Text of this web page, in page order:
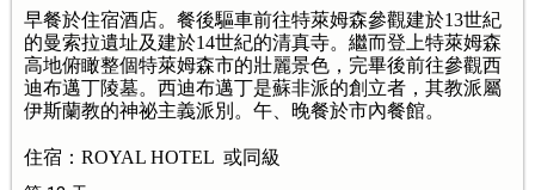
早餐於住宿酒店。餐後驅車前往特萊姆森參觀建於13世紀
的曼索拉遺址及建於14世紀的清真寺。繼而登上特萊姆森
高地俯瞰整個特萊姆森市的壯麗景色，完畢後前往參觀西
迪布邁丁陵墓。西迪布邁丁是蘇非派的創立者，其教派屬
伊斯蘭教的神祕主義派別。午、晚餐於市內餐館。
住宿：ROYAL HOTEL 或同級